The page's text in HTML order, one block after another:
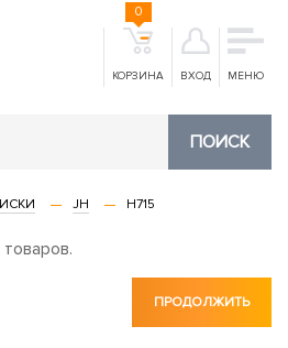
КОРЗИНА
0
ВХОД МЕНЮ
ПОИСК
JH H715
ПРОДОЛЖИТЬ